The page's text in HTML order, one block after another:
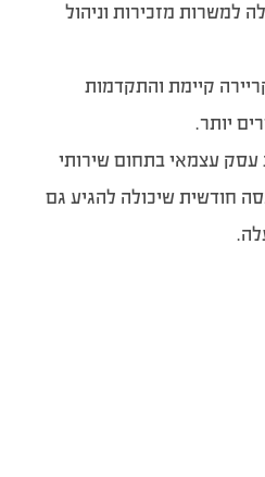
למשרות מזכירות וניהול
קיימת והתקדמות
יותר.
עסק עצמאי בתחום שירותי
חודשית שיכולה להגיע גם